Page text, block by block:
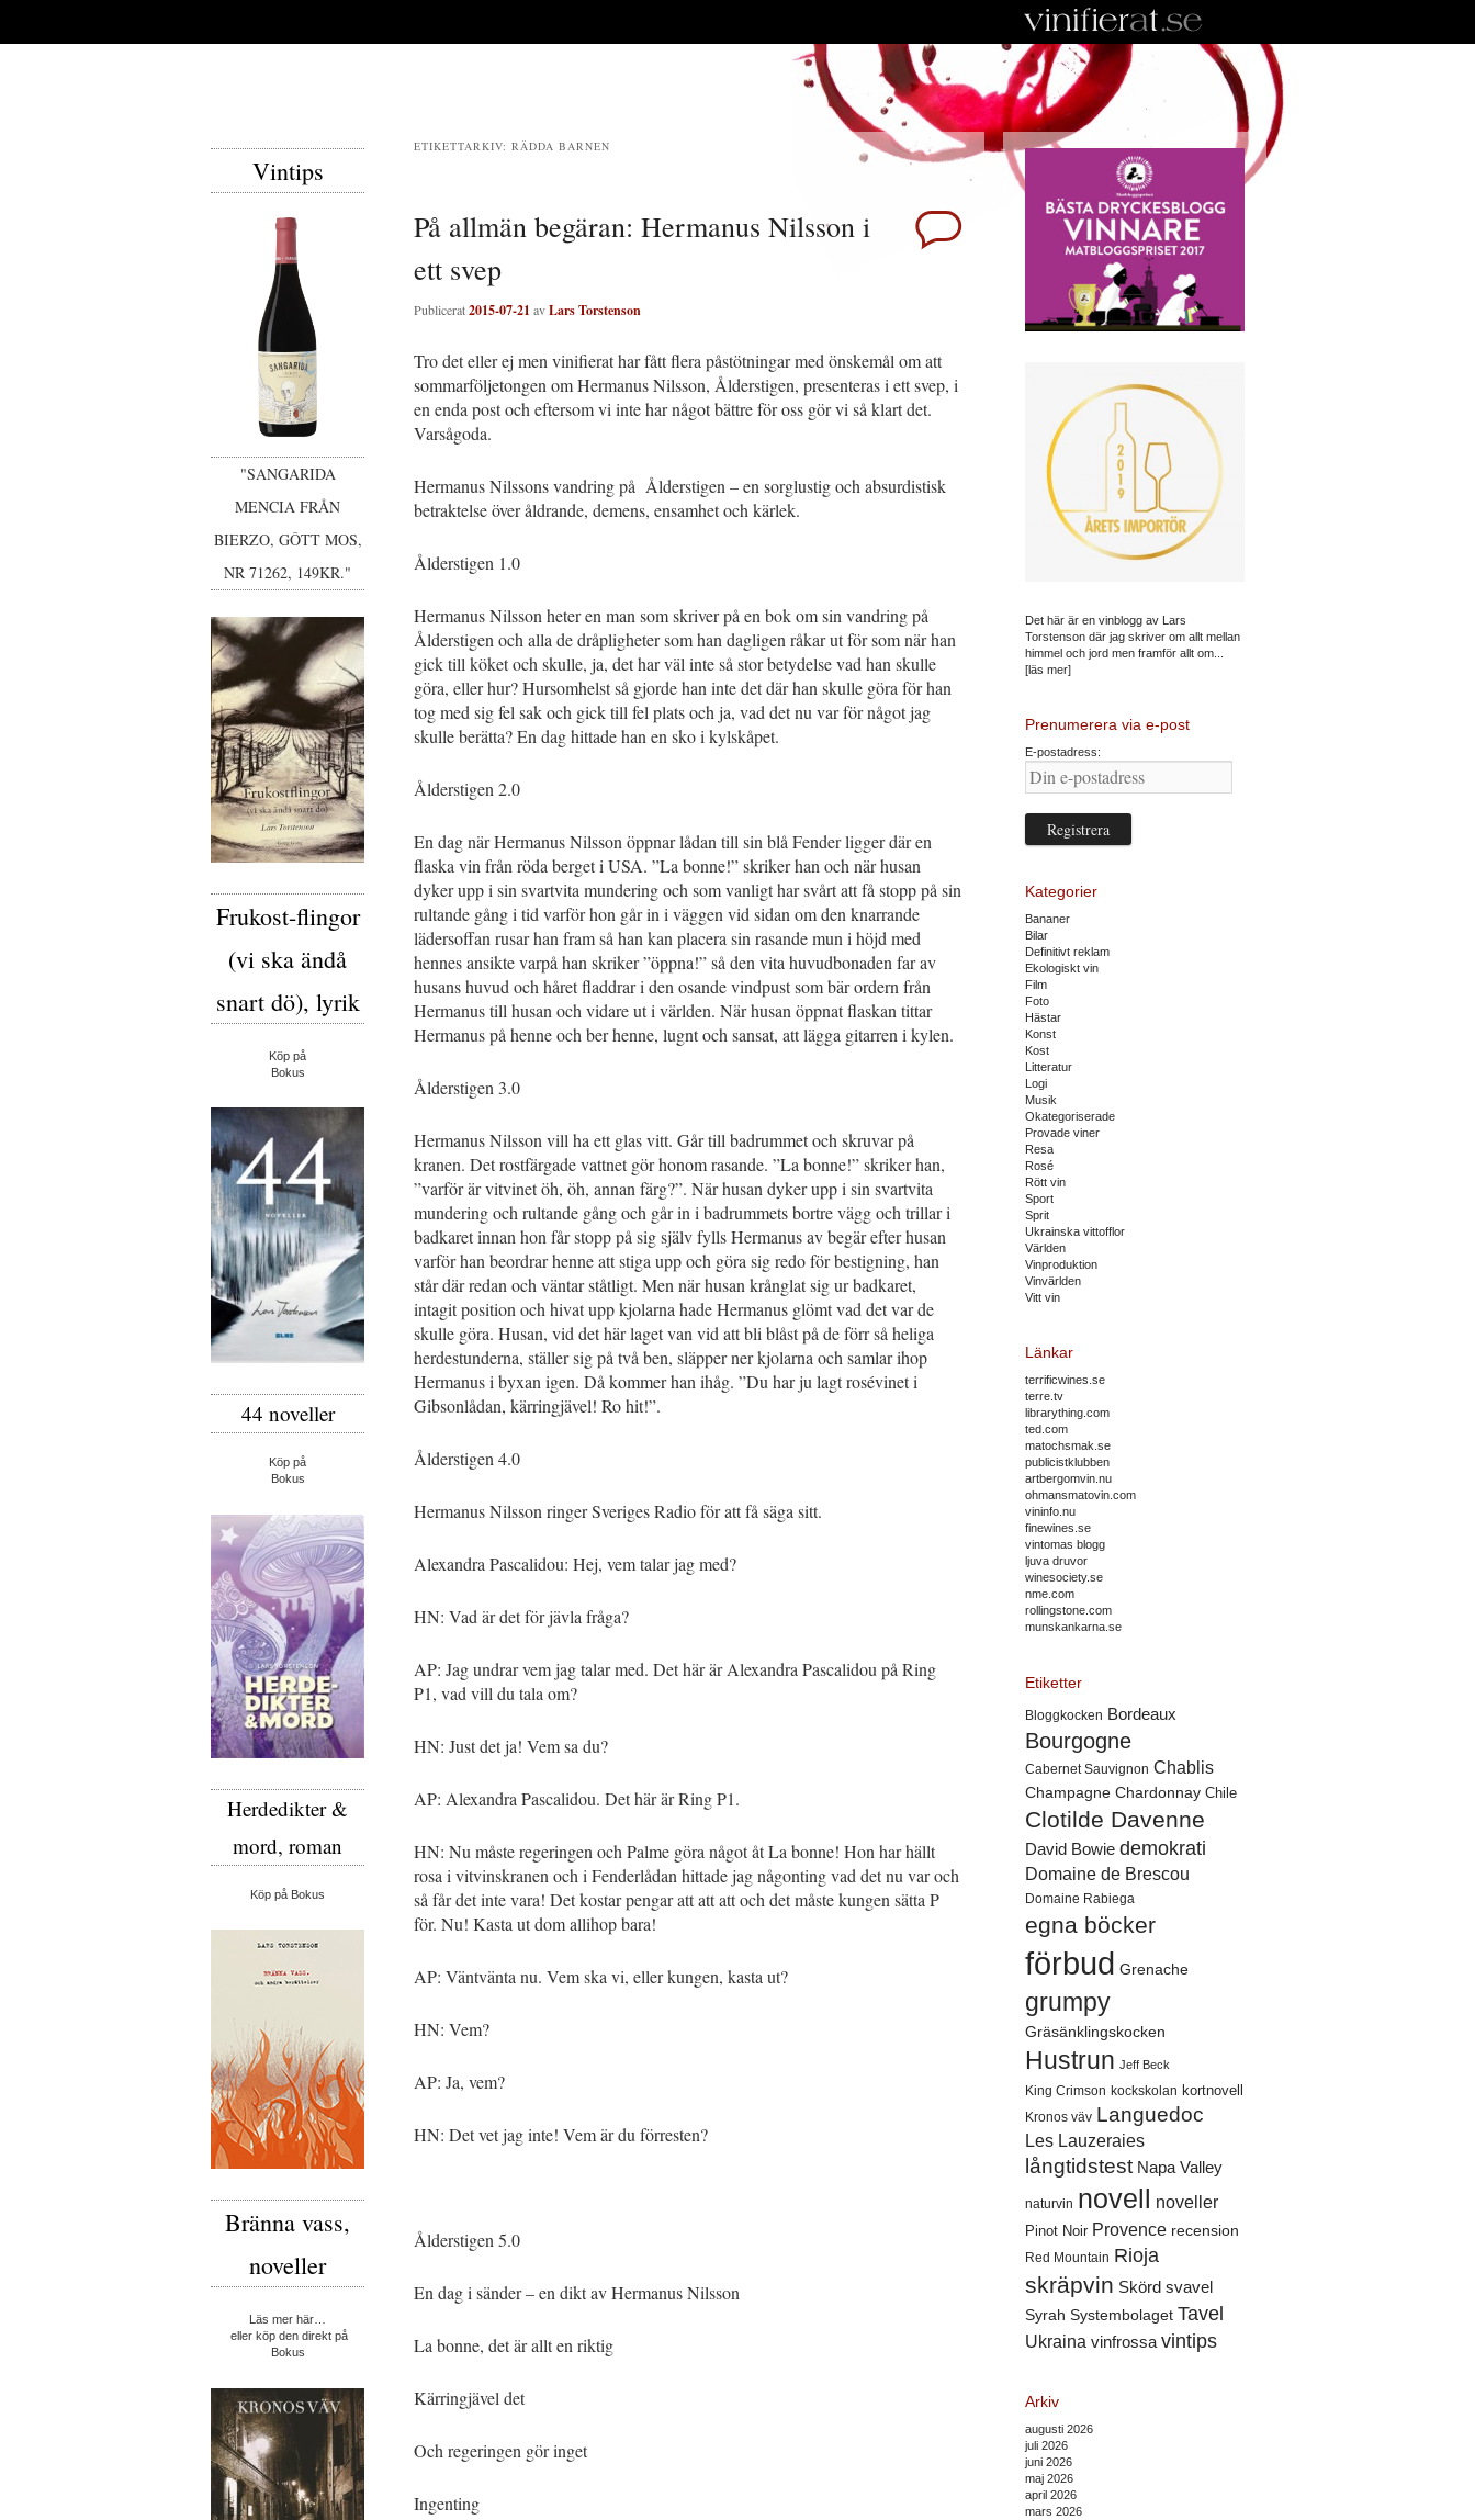
ETIKETTARKIV: RÄDDA BARNEN
På allmän begäran: Hermanus Nilsson i
ett svep
Publicerat2015-07-21 avLars Torstenson
Tro det eller ej men vinifierat har fått flera påstötningar med önskemål om att
sommarföljetongen om Hermanus Nilsson, Ålderstigen, presenteras i ett svep, i
en enda post och eftersom vi inte har något bättre för oss gör vi så klart det.
Varsågoda.
Hermanus Nilssons vandring på Ålderstigen – en sorglustig och absurdistisk
betraktelse över åldrande, demens, ensamhet och kärlek.
Ålderstigen 1.0
Hermanus Nilsson heter en man som skriver på en bok om sin vandring på
Ålderstigen och alla de dråpligheter som han dagligen råkar ut för som när han
gick till köket och skulle, ja, det har väl inte så stor betydelse vad han skulle
göra, eller hur? Hursomhelst så gjorde han inte det där han skulle göra för han
tog med sig fel sak och gick till fel plats och ja, vad det nu var för något jag
skulle berätta? En dag hittade han en sko i kylskåpet.
Ålderstigen 2.0
En dag när Hermanus Nilsson öppnar lådan till sin blå Fender ligger där en
flaska vin från röda berget i USA. ”La bonne!” skriker han och när husan
dyker upp i sin svartvita mundering och som vanligt har svårt att få stopp på sin
rultande gång i tid varför hon går in i väggen vid sidan om den knarrande
lädersoffan rusar han fram så han kan placera sin rasande mun i höjd med
hennes ansikte varpå han skriker ”öppna!” så den vita huvudbonaden far av
husans huvud och håret fladdrar i den osande vindpust som bär ordern från
Hermanus till husan och vidare ut i världen. När husan öppnat flaskan tittar
Hermanus på henne och ber henne, lugnt och sansat, att lägga gitarren i kylen.
Ålderstigen 3.0
Hermanus Nilsson vill ha ett glas vitt. Går till badrummet och skruvar på
kranen. Det rostfärgade vattnet gör honom rasande. ”La bonne!” skriker han,
”varför är vitvinet öh, öh, annan färg?”. När husan dyker upp i sin svartvita
mundering och rultande gång och går in i badrummets bortre vägg och trillar i
badkaret innan hon får stopp på sig själv fylls Hermanus av begär efter husan
varför han beordrar henne att stiga upp och göra sig redo för bestigning, han
står där redan och väntar ståtligt. Men när husan krånglat sig ur badkaret,
intagit position och hivat upp kjolarna hade Hermanus glömt vad det var de
skulle göra. Husan, vid det här laget van vid att bli blåst på de förr så heliga
herdestunderna, ställer sig på två ben, släpper ner kjolarna och samlar ihop
Hermanus i byxan igen. Då kommer han ihåg. ”Du har ju lagt rosévinet i
Gibsonlådan, kärringjävel! Ro hit!”.
Ålderstigen 4.0
Hermanus Nilsson ringer Sveriges Radio för att få säga sitt.
Alexandra Pascalidou: Hej, vem talar jag med?
HN: Vad är det för jävla fråga?
AP: Jag undrar vem jag talar med. Det här är Alexandra Pascalidou på Ring
P1, vad vill du tala om?
HN: Just det ja! Vem sa du?
AP: Alexandra Pascalidou. Det här är Ring P1.
HN: Nu måste regeringen och Palme göra något åt La bonne! Hon har hällt
rosa i vitvinskranen och i Fenderlådan hittade jag någonting vad det nu var och
så får det inte vara! Det kostar pengar att att att och det måste kungen sätta P
för. Nu! Kasta ut dom allihop bara!
AP: Väntvänta nu. Vem ska vi, eller kungen, kasta ut?
HN: Vem?
AP: Ja, vem?
HN: Det vet jag inte! Vem är du förresten?
Ålderstigen 5.0
En dag i sänder – en dikt av Hermanus Nilsson
La bonne, det är allt en riktig
Kärringjävel det
Och regeringen gör inget
Ingenting
Det här är en vinblogg av Lars
Torstenson där jag skriver om allt mellan
himmel och jord men framför allt om...
[läs mer]
Prenumerera via e-post
E-postadress:
Kategorier
Bananer
Bilar
Definitivt reklam
Ekologiskt vin
Film
Foto
Hästar
Konst
Kost
Litteratur
Logi
Musik
Okategoriserade
Provade viner
Resa
Rosé
Rött vin
Sport
Sprit
Ukrainska vittofflor
Världen
Vinproduktion
Vinvärlden
Vitt vin
Länkar
terrificwines.se
terre.tv
librarything.com
ted.com
matochsmak.se
publicistklubben
artbergomvin.nu
ohmansmatovin.com
vininfo.nu
finewines.se
vintomas blogg
ljuva druvor
winesociety.se
nme.com
rollingstone.com
munskankarna.se
Etiketter
Bloggkocken Bordeaux
Bourgogne
Cabernet Sauvignon Chablis
Champagne Chardonnay Chile
Clotilde Davenne
David Bowie demokrati
Domaine de Brescou
Domaine Rabiega
egna böcker
förbud Grenache
grumpy
Gräsänklingskocken
Hustrun Jeff Beck
King Crimson kockskolan kortnovell
Kronos väv Languedoc
Les Lauzeraies
långtidstest Napa Valley
naturvin novell noveller
Pinot Noir Provence recension
Red Mountain Rioja
skräpvin Skörd svavel
Syrah Systembolaget Tavel
Ukraina vinfrossa vintips
Arkiv
augusti 2026
juli 2026
juni 2026
maj 2026
april 2026
mars 2026
Vintips
"SANGARIDA
MENCIA FRÅN
BIERZO, GÔTT MOS,
NR 71262, 149KR."
Frukost-flingor
(vi ska ändå
snart dö), lyrik
Köp på
Bokus
44 noveller
Köp på
Bokus
Herdedikter &
mord, roman
Köp på Bokus
Bränna vass,
noveller
Läs mer här…
eller köp den direkt på
Bokus